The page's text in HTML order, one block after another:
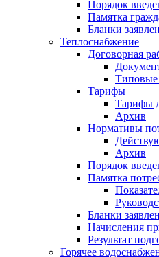
Порядок
Памятка
Бланки
Теплоснабжение
Договорная
Типовые
Тарифы
Тарифы
Архив
Нормативы
Архив
Порядок
Памятка
Бланки
Начисления
Результат
Горячее